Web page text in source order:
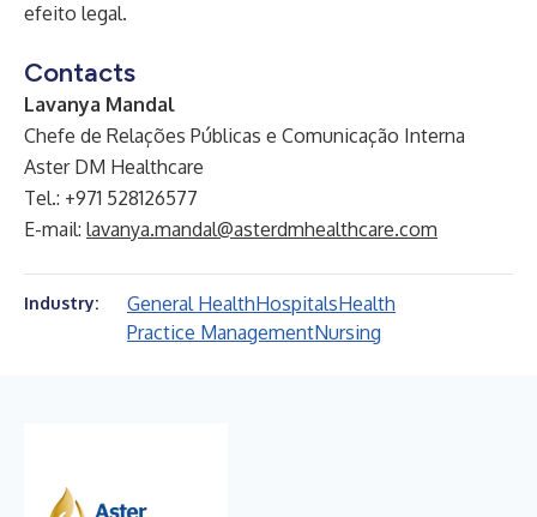
efeito legal.
Contacts
Lavanya Mandal
Chefe de Relações Públicas e Comunicação Interna
Aster DM Healthcare
Tel.: +971 528126577
E-mail: lavanya.mandal@asterdmhealthcare.com
Industry: General HealthHospitalsHealth
Practice ManagementNursing